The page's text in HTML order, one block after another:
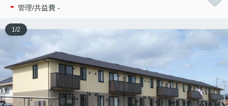
- 管理/共益費 -
1/2